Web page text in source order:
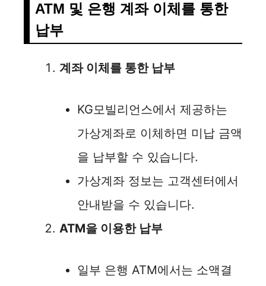
ATM 및 은행 계좌 이체를 통한
납부
계좌 이체를 통한 납부
KG모빌리언스에서 제공하는
가상계좌로 이체하면 미납 금액
을 납부할 수 있습니다.
가상계좌 정보는 고객센터에서
안내받을 수 있습니다.
ATM을 이용한 납부
일부 은행 ATM에서는 소액결